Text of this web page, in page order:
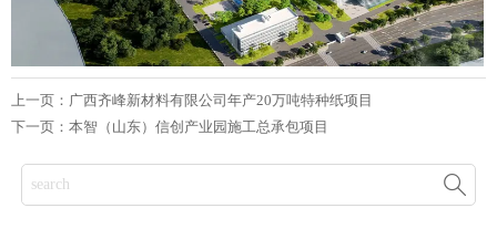
上一页： 广西齐峰新材料有限公司年产20万吨特种纸项目
下一页： 本智（山东）信创产业园施工总承包项目
